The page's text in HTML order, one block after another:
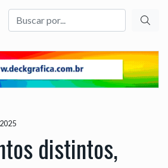
Buscar
distintos,